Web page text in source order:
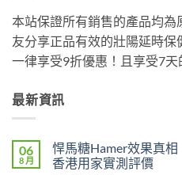
本站保證所有銷售的產品均
友分享正品有效的壯陽延時
一律享受9折優惠！且享受7天
最新資訊
06
8 月
悍馬糖Hamer效果真
香港用家實測評價